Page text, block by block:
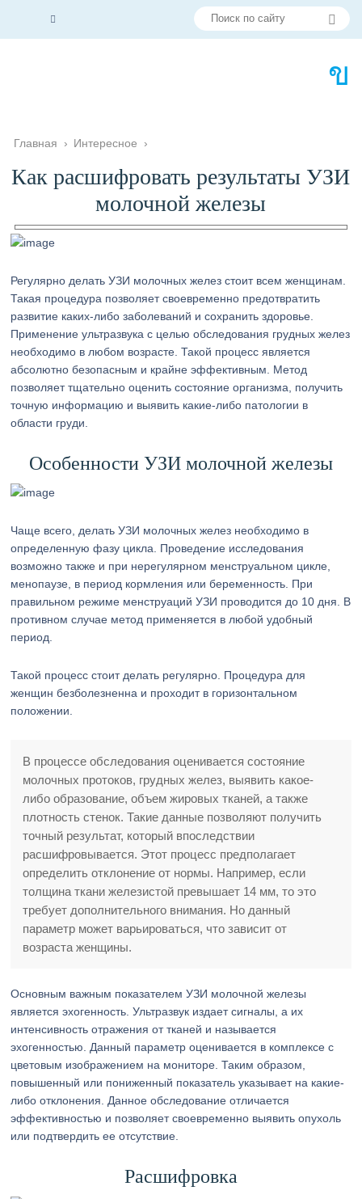
Главная › Интересное ›
Как расшифровать результаты УЗИ
молочной железы
Регулярно делать УЗИ молочных желез стоит всем женщинам.
Такая процедура позволяет своевременно предотвратить
развитие каких-либо заболеваний и сохранить здоровье.
Применение ультразвука с целью обследования грудных желез
необходимо в любом возрасте. Такой процесс является
абсолютно безопасным и крайне эффективным. Метод
позволяет тщательно оценить состояние организма, получить
точную информацию и выявить какие-либо патологии в
области груди.
Особенности УЗИ молочной железы
Чаще всего, делать УЗИ молочных желез необходимо в
определенную фазу цикла. Проведение исследования
возможно также и при нерегулярном менструальном цикле,
менопаузе, в период кормления или беременность. При
правильном режиме менструаций УЗИ проводится до 10 дня. В
противном случае метод применяется в любой удобный
период.
Такой процесс стоит делать регулярно. Процедура для
женщин безболезненна и проходит в горизонтальном
положении.
В процессе обследования оценивается состояние
молочных протоков, грудных желез, выявить какое-
либо образование, объем жировых тканей, а также
плотность стенок. Такие данные позволяют получить
точный результат, который впоследствии
расшифровывается. Этот процесс предполагает
определить отклонение от нормы. Например, если
толщина ткани железистой превышает 14 мм, то это
требует дополнительного внимания. Но данный
параметр может варьироваться, что зависит от
возраста женщины.
Основным важным показателем УЗИ молочной железы
является эхогенность. Ультразвук издает сигналы, а их
интенсивность отражения от тканей и называется
эхогенностью. Данный параметр оценивается в комплексе с
цветовым изображением на мониторе. Таким образом,
повышенный или пониженный показатель указывает на какие-
либо отклонения. Данное обследование отличается
эффективностью и позволяет своевременно выявить опухоль
или подтвердить ее отсутствие.
Расшифровка